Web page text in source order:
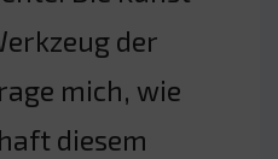
der
mich, wie
diesem